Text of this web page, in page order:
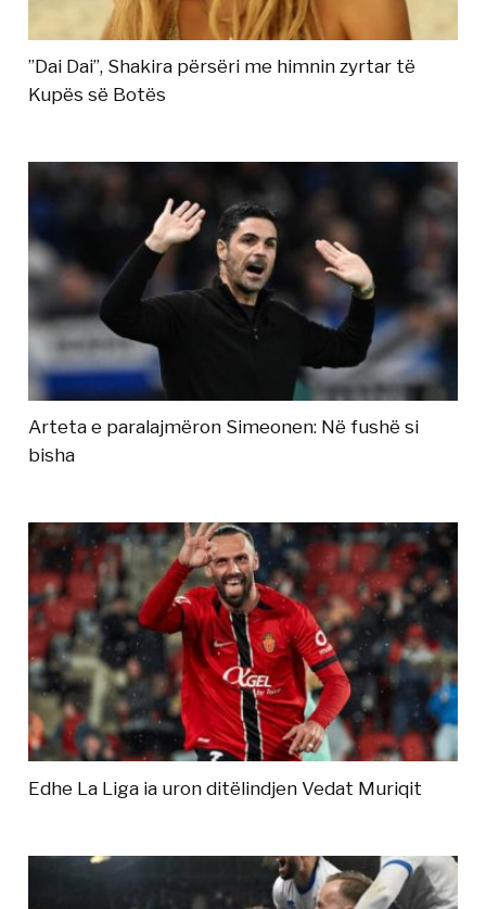
”Dai Dai”, Shakira përsëri me himnin zyrtar të
Kupës së Botës
Arteta e paralajmëron Simeonen: Në fushë si
bisha
Edhe La Liga ia uron ditëlindjen Vedat Muriqit